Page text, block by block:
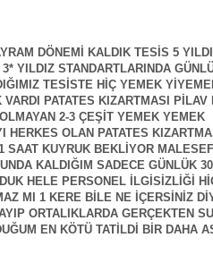
DÖNEMİ KALDIK TESİS 5
YILDIZ STANDARTLARINDA
TESİSTE HİÇ YEMEK
PATATES KIZARTMASI PİLAV
2-3 ÇEŞİT YEMEK YEMEK
HERKES OLAN PATATES
SAAT KUYRUK BEKLİYOR
KALDIĞIM SADECE GÜNLÜK
HELE PERSONEL İLGİSİZLİĞİ
MI 1 KERE BİLE NE İÇERSİNİZ
ORTALIKLARDA GERÇEKTEN
EN KÖTÜ TATİLDİ BİR DAHA